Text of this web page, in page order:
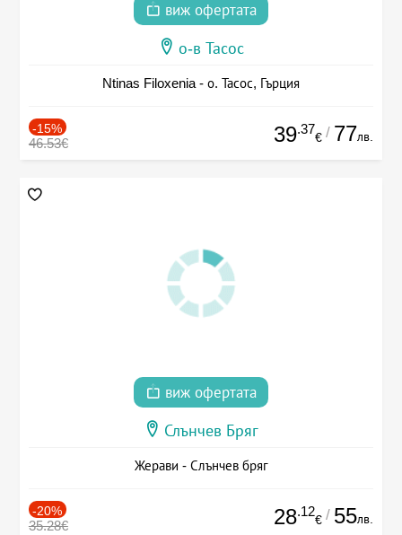
виж офертата
о-в Тасос
Ntinas Filoxenia - о. Тасос, Гърция
-15%
46.53€ 39.37
€ / 77лв.
виж офертата
Слънчев Бряг
Жерави - Слънчев бряг
-20%
35.28€ 28.12
€ / 55лв.